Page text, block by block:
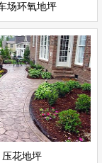
场环氧地坪
压花地坪